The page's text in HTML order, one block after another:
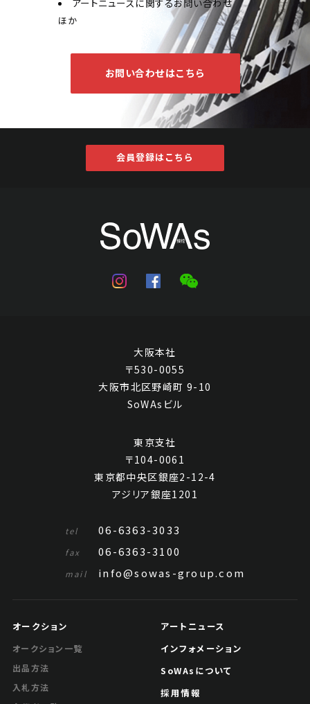
アートニュースに関するお問い合わせ
ほか
お問い合わせはこちら
会員登録はこちら
大阪本社
〒530-0055
大阪市北区野崎町 9-10
SoWAsビル
東京支社
〒104-0061
東京都中央区銀座2-12-4
アジリア銀座1201
tel 06-6363-3033
fax 06-6363-3100
mail info@sowas-group.com
オークション
オークション一覧
出品方法
入札方法
アートニュース
インフォメーション
SoWAsについて
採用情報